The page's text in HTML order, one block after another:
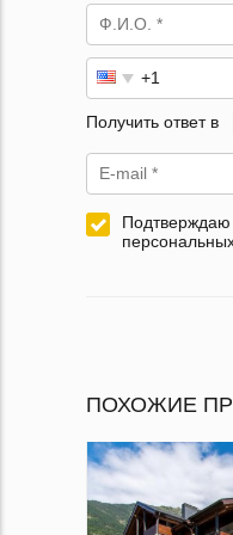
Получить ответ в
Подтверждаю
ПОХОЖИЕ